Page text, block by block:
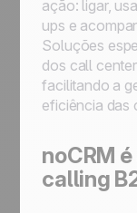
ação: ligar,
ups e
Soluções
dos call
facilitando a
eficiência das
noCRM
calling